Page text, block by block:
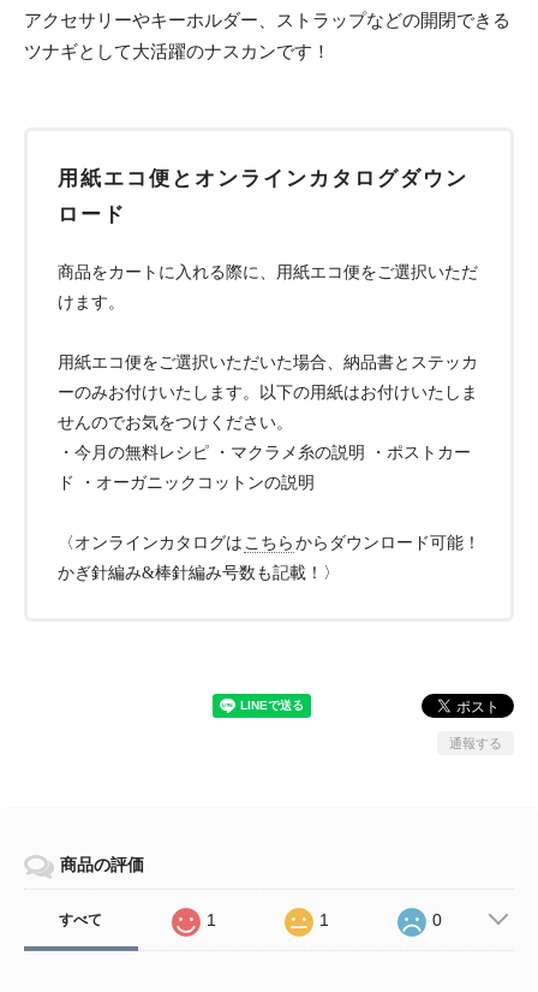
アクセサリーやキーホルダー、ストラップなどの開閉できる
ツナギとして大活躍のナスカンです！
用紙エコ便とオンラインカタログダウン
ロード
商品をカートに入れる際に、用紙エコ便をご選択いただ
けます。
用紙エコ便をご選択いただいた場合、納品書とステッカ
ーのみお付けいたします。以下の用紙はお付けいたしま
せんのでお気をつけください。
・今月の無料レシピ ・マクラメ糸の説明 ・ポストカー
ド ・オーガニックコットンの説明
〈オンラインカタログは こちら からダウンロード可能！
かぎ針編み&棒針編み号数も記載！〉
通報する
商品の評価
すべて 1 1 0